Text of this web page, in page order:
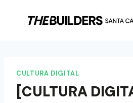
CULTURA DIGITAL
[CULTURA